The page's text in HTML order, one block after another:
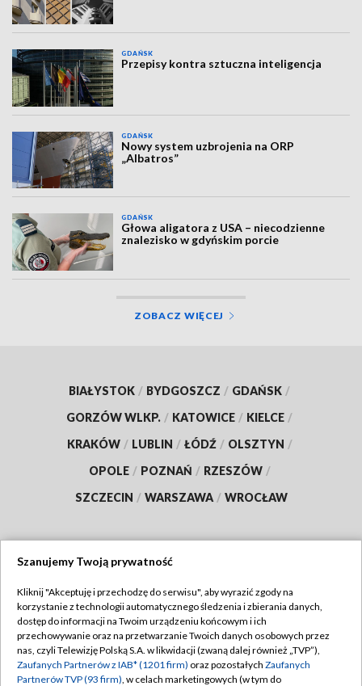
GDAŃSK
Przepisy kontra sztuczna inteligencja
GDAŃSK
Nowy system uzbrojenia na ORP
„Albatros”
GDAŃSK
Głowa aligatora z USA – niecodzienne
znalezisko w gdyńskim porcie
ZOBACZ WIĘCEJ
BIAŁYSTOK / BYDGOSZCZ / GDAŃSK /
GORZÓW WLKP. / KATOWICE / KIELCE /
KRAKÓW / LUBLIN / ŁÓDŹ / OLSZTYN /
OPOLE / POZNAŃ / RZESZÓW /
SZCZECIN / WARSZAWA / WROCŁAW
TVP
Abonament TVP
Emisja w TVP
Regulamin TVP
Polityka prywatności
Szanujemy Twoją prywatność
Kliknij "Akceptuję i przechodzę do serwisu", aby wyrazić zgody na
korzystanie z technologii automatycznego śledzenia i zbierania danych,
dostęp do informacji na Twoim urządzeniu końcowym i ich
przechowywanie oraz na przetwarzanie Twoich danych osobowych przez
nas, czyli Telewizję Polską S.A. w likwidacji (zwaną dalej również „TVP”),
Zaufanych Partnerów z IAB* (1201 firm) oraz pozostałych Zaufanych
Partnerów TVP (93 firm), w celach marketingowych (w tym do